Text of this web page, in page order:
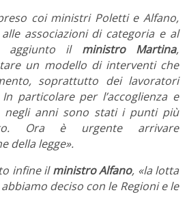
coi ministri Poletti e Alfano,
associazioni di categoria e al
aggiunto il ministro Martina,
un modello di interventi che
soprattutto dei lavoratori
particolare per l’accoglienza e
anni sono stati i punti più
Ora è urgente arrivare
della legge».
infine ilministro Alfano, «la lotta
deciso con le Regioni e le